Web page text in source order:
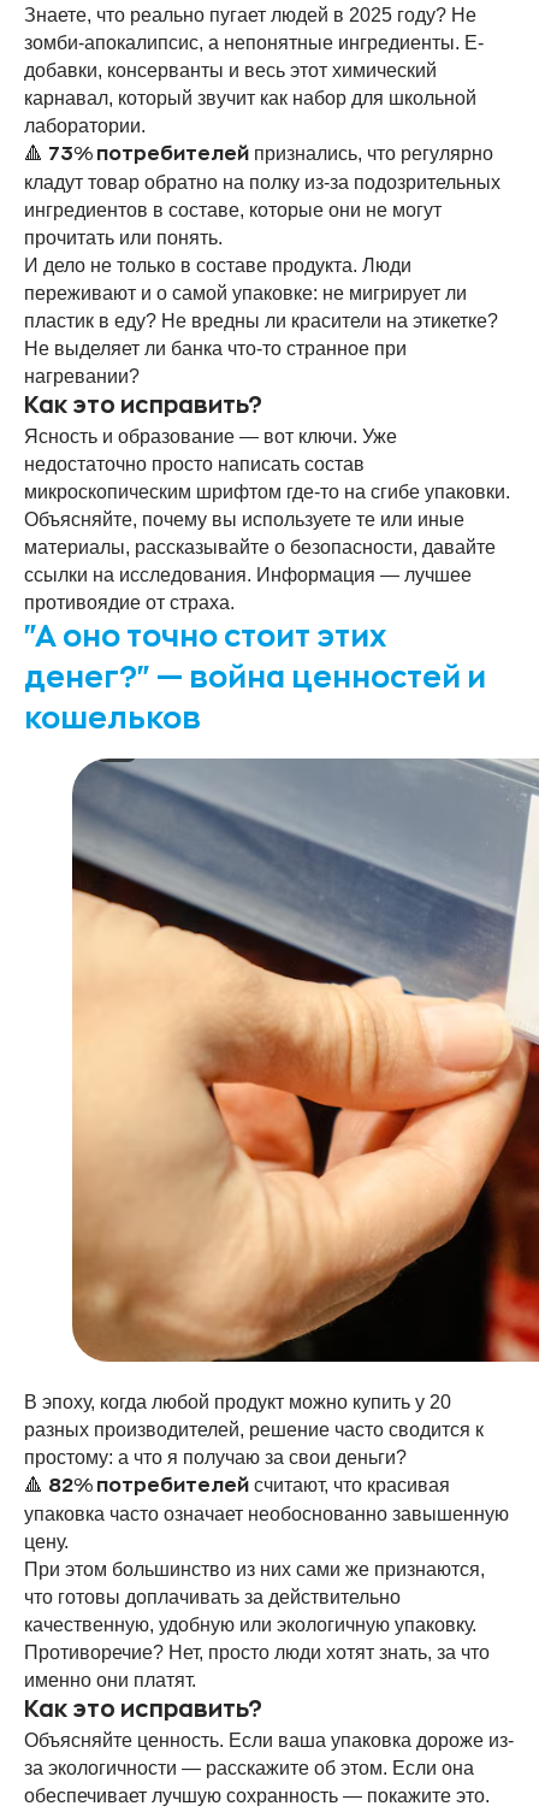
Знаете, что реально пугает людей в 2025 году? Не
зомби-апокалипсис, а непонятные ингредиенты. E-
добавки, консерванты и весь этот химический
карнавал, который звучит как набор для школьной
лаборатории.
🔺 73% потребителей признались, что регулярно
кладут товар обратно на полку из-за подозрительных
ингредиентов в составе, которые они не могут
прочитать или понять.
И дело не только в составе продукта. Люди
переживают и о самой упаковке: не мигрирует ли
пластик в еду? Не вредны ли красители на этикетке?
Не выделяет ли банка что-то странное при
нагревании?
Как это исправить?
Ясность и образование — вот ключи. Уже
недостаточно просто написать состав
микроскопическим шрифтом где-то на сгибе упаковки.
Объясняйте, почему вы используете те или иные
материалы, рассказывайте о безопасности, давайте
ссылки на исследования. Информация — лучшее
противоядие от страха.
"А оно точно стоит этих
денег?" — война ценностей и
кошельков
В эпоху, когда любой продукт можно купить у 20
разных производителей, решение часто сводится к
простому: а что я получаю за свои деньги?
🔺 82% потребителей считают, что красивая
упаковка часто означает необоснованно завышенную
цену.
При этом большинство из них сами же признаются,
что готовы доплачивать за действительно
качественную, удобную или экологичную упаковку.
Противоречие? Нет, просто люди хотят знать, за что
именно они платят.
Как это исправить?
Объясняйте ценность. Если ваша упаковка дороже из-
за экологичности — расскажите об этом. Если она
обеспечивает лучшую сохранность — покажите это.